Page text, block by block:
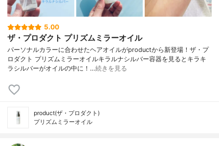
5.00
ザ・プロダクト プリズムミラーオイル
パーソナルカラーに合わせたヘアオイルがproductから新登場！ザ・プ
ロダクト プリズムミラーオイルキラルナシルバー容器を見るとキラキ
ラシルバーがオイルの中に！…続きを見る
product(ザ・プロダクト)
プリズムミラーオイル